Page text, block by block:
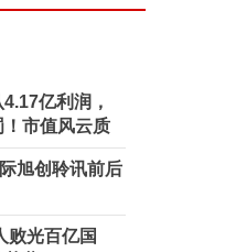
亿利润，
市值风云质
索赔！
旭创聆讯前后
败光百亿国